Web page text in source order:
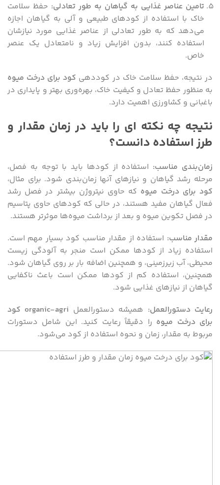
تامین عناصر غذایی به گیاهان به طور تعادلی: حفظ سلامت
خاک با استفاده از کودهای طبیعی و آلی به گیاهان اجازه
می‌دهد که به طور تعادلی از عناصر غذایی مورد نیازشان
استفاده کنند، بدون افزایش زیاد و نامتعادل یک عنصر
خاص.
در نتیجه، حفظ سلامت خاک در کوددهی کود برای درخت میوه
به منظور حفظ تعادل و کیفیت خاک، بهره‌وری بهتر و پایداری در
باغبانی و کشاورزی اهمیت دارد.
نتیجه چه نکته ای را باید در زمان مقدار و
طرز استفاده دانست؟
زمان‌بندی مناسب: استفاده از کودها باید با توجه به فصل،
مرحله رشد گیاهان و نیازهای آنها زمان‌بندی شود. برای مثال،
کود برای درخت میوه که حاوی نیتروژن بیشتر در فصل رشد
فعال گیاهان مفید هستند، در حالی که کودهای حاوی پتاسیم
در فصل تکوین میوه و بعد از برداشت میوه‌ها موثرتر هستند.
مقدار مناسب: استفاده از مقدار مناسب کود بسیار مهم است.
استفاده زیاد از کودها ممکن است منجر به آلودگی زیست
محیطی، آب زیرزمینی، و همچنین اضافه بار بر روی گیاهان شود.
همچنین، استفاده کم از کودها ممکن است باعث ناکفایی
گیاهان از نیازهای غذایی شود.
رعایت دستورالعمل: همیشه دستورالعمل organic-agri کود
برای درخت میوه را دقیقاً رعایت کنید. این شامل دستورات
مربوط به مقدار، زمان و نحوه استفاده از کود می‌شود.